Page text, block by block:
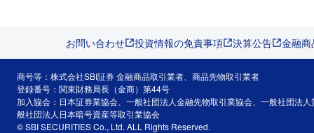
お問い合わせ 投資情報の免責事項 決算公告 金融
商号等：株式会社SBI証券 金融商品取引業者、商品先物取引業者
登録番号：関東財務局長（金商）第44号
加入協会：日本証券業協会、一般社団法人金融先物取引業協会、一般社団法
般社団法人日本暗号資産等取引業協会
© SBI SECURITIES Co., Ltd. ALL Rights Reserved.